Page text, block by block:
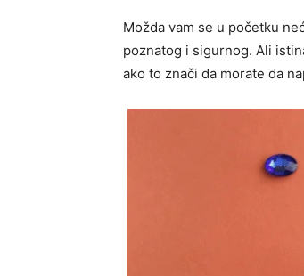
Možda vam se u početku
poznatog i sigurnog. Ali
ako to znači da morate da